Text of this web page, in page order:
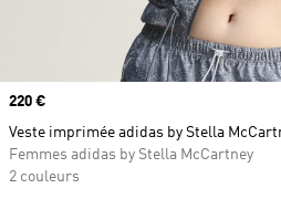
Prix
220 €
Veste imprimée adidas by Stella
Femmes adidas by Stella McCartney
2 couleurs